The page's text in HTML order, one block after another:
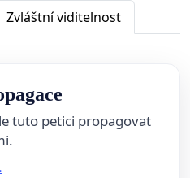
Zvláštní viditelnost
tuto petici propagovat